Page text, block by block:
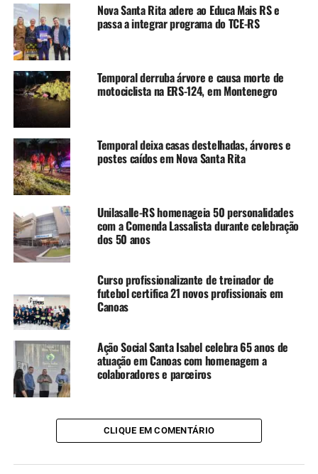
Conforme o secretário municipal de Habitação e
Regularização Fundiária, Fabiano Siqueira, o mutirão
vem para resolver a situação dos moradores das
localidades Guajuviras, João de Barro (Niterói) e Sete de
Outubro/Profilurb (Estância Velha).
“Temos pessoas que estão
esperando há mais de 40
anos por esta
regularização. O mutirão
busca resolver esta
situação sem custo para o
morador, inclusive o
município está isentando o
ITBI, que é o imposto de
transmissão. Por isso,
convidamos todos os
moradores que têm a
documentação da extinta
Cohab para fazer esta
regularização”, diz.
Nova Santa Rita adere ao Educa Mais RS e
passa a integrar programa do TCE-RS
Temporal derruba árvore e causa morte de
motociclista na ERS-124, em Montenegro
Temporal deixa casas destelhadas, árvores e
postes caídos em Nova Santa Rita
Unilasalle-RS homenageia 50 personalidades
com a Comenda Lassalista durante celebração
dos 50 anos
Curso profissionalizante de treinador de
futebol certifica 21 novos profissionais em
Canoas
Ação Social Santa Isabel celebra 65 anos de
atuação em Canoas com homenagem a
colaboradores e parceiros
CLIQUE EM COMENTÁRIO